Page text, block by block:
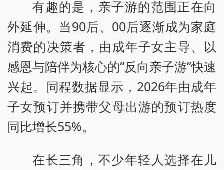
有趣的是，亲子游的范围正在向
外延伸。当90后、00后逐渐成为家庭
消费的决策者，由成年子女主导、以
感恩与陪伴为核心的“反向亲子游”快速
兴起。同程数据显示，2026年由成年
子女预订并携带父母出游的预订热度
同比增长55%。
在长三角，不少年轻人选择在儿